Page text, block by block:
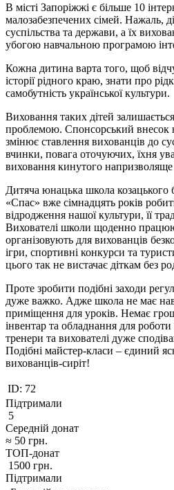
В місті Запоріжжі є більше 10
малозабезпечених сімей. Нажаль,
суспільства та держави, а їх
убогою навчальною програмою
Кожна дитина варта того, щоб
історії рідного краю, знати про
самобутність української культури.
Виховання таких дітей
проблемою. Спонсорський внесок
змінює ставлення вихованців до
вчинки, повага оточуючих, їхня
виховання кинутого напризволяще
Дитяча юнацька школа козацького
«Спас» вже сімнадцять років
відродження нашої культури, її
Вихователі школи щоденно
організовують для вихованців
ігри, спортивні конкурси та
цього так не вистачає діткам без
Проте зробити подібні заходи
дуже важко. Адже школа не має
приміщення для уроків. Немає
інвентар та обладнання для роботи
тренери та вихователі дуже
Подібні майстер-класи – єдиний
вихованців-сиріт!
ID: 72
Підтримали
5
Середній донат
≈ 50 грн.
ТОП-донат
1500 грн.
Підтримали